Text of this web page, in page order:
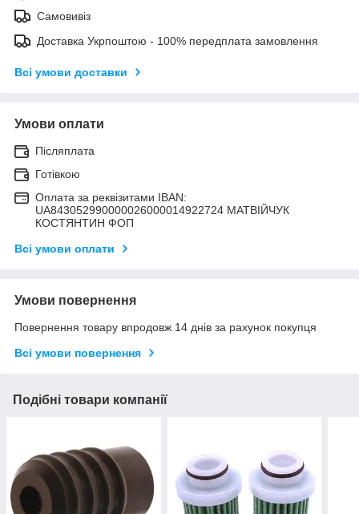
Самовивіз
Доставка Укрпоштою - 100% передплата замовлення
Всі умови доставки
Умови оплати
Післяплата
Готівкою
Оплата за реквізитами IBAN:
UA843052990000026000014922724 МАТВIЙЧУК
КОСТЯНТИН ФОП
Всі умови оплати
Умови повернення
Повернення товару впродовж 14 днів за рахунок покупця
Всі умови повернення
Подібні товари компанії